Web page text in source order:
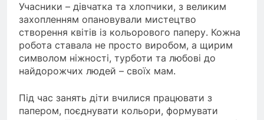
Учасники – дівчатка та хлопчики, з великим
захопленням опановували мистецтво
створення квітів із кольорового паперу. Кожна
робота ставала не просто виробом, а щирим
символом ніжності, турботи та любові до
найдорожчих людей – своїх мам.
Під час занять діти вчилися працювати з
папером, поєднувати кольори, формувати